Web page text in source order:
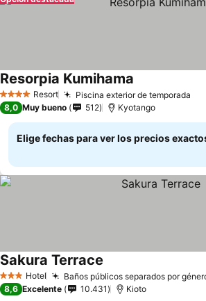
4 EstrellasResort Piscina exterior de temporada
Resorpia Kumihama
8,0 Muy bueno 512 Kyotango
Elige fechas para ver los precios
3 Estrellas
Hotel Baños públicos separados por
Sakura Terrace
8,6 Excelente 10.431 Kioto